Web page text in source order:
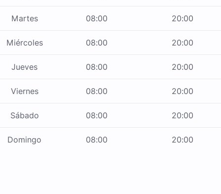
Martes 08:00 20:00
Miércoles 08:00 20:00
Jueves 08:00 20:00
Viernes 08:00 20:00
Sábado 08:00 20:00
Domingo 08:00 20:00